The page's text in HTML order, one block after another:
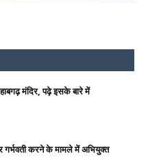
मंदिर, पढ़े इसके बारे में
गर्भवती करने के मामले में अभियुक्त